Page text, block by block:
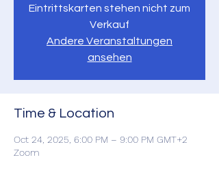
Eintrittskarten stehen nicht zum
Verkauf
Andere Veranstaltungen
ansehen
Time & Location
Oct 24, 2025, 6:00 PM – 9:00 PM GMT+2
Zoom